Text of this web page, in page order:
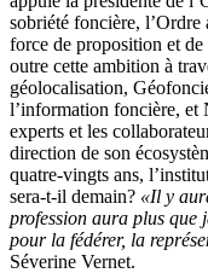
sobriété foncière,
force de proposition et
outre cette ambition à
géolocalisation,
l’information foncière, et
experts et les
direction de son
quatre-vingts ans,
sera-t-il demain? «Il y
profession aura plus que
pour la fédérer, la
Séverine Vernet.